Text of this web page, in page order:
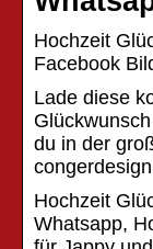
Hochzeit
Facebook
Lade diese
du in der
Hochzeit
Whatsapp,